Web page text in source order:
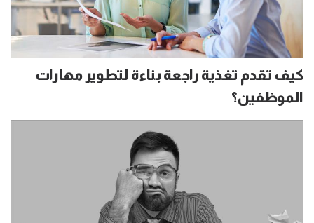
كيف تقدم تغذية راجعة بناءة لتطوير مهارات
الموظفين؟